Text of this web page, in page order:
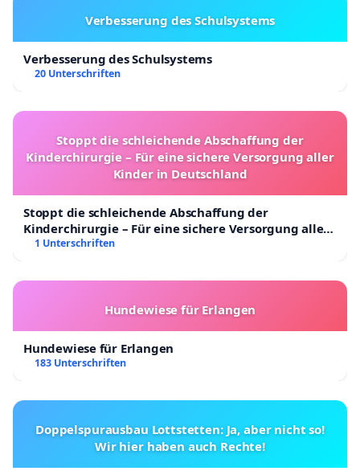
Verbesserung des Schulsystems
Verbesserung des Schulsystems
20 Unterschriften
Stoppt die schleichende Abschaffung der
Kinderchirurgie – Für eine sichere Versorgung aller
Kinder in Deutschland
Stoppt die schleichende Abschaffung der
Kinderchirurgie – Für eine sichere Versorgung aller
Kinder in Deutschland
1 Unterschriften
Hundewiese für Erlangen
Hundewiese für Erlangen
183 Unterschriften
Doppelspurausbau Lottstetten: Ja, aber nicht so!
Wir hier haben auch Rechte!